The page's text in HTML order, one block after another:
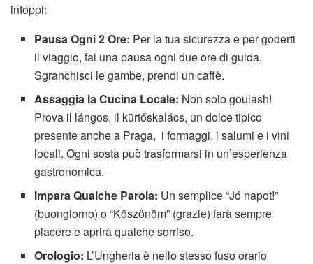
intoppi:
Pausa Ogni 2 Ore: Per la tua sicurezza e per goderti
il viaggio, fai una pausa ogni due ore di guida.
Sgranchisci le gambe, prendi un caffè.
Assaggia la Cucina Locale: Non solo goulash!
Prova il lángos, il kürtőskalács, un dolce tipico
presente anche a Praga, i formaggi, i salumi e i vini
locali. Ogni sosta può trasformarsi in un’esperienza
gastronomica.
Impara Qualche Parola: Un semplice “Jó napot!”
(buongiorno) o “Köszönöm” (grazie) farà sempre
piacere e aprirà qualche sorriso.
Orologio: L’Ungheria è nello stesso fuso orario